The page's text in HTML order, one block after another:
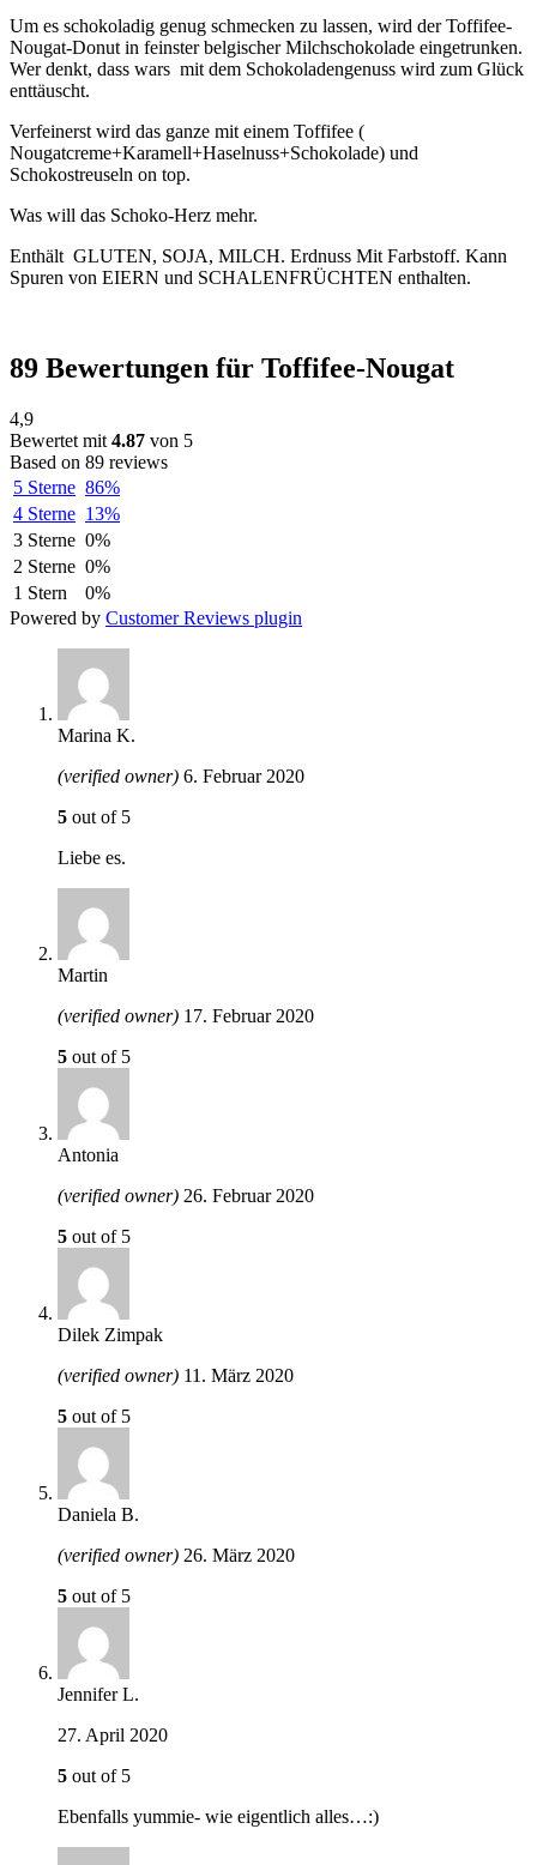
Um es schokoladig genug schmecken zu lassen, wird der Toffifee-
Nougat-Donut in feinster belgischer Milchschokolade eingetrunken.
Wer denkt, dass wars mit dem Schokoladengenuss wird zum Glück
enttäuscht.
Verfeinerst wird das ganze mit einem Toffifee (
Nougatcreme+Karamell+Haselnuss+Schokolade) und
Schokostreuseln on top.
Was will das Schoko-Herz mehr.
Enthält GLUTEN, SOJA, MILCH. Erdnuss Mit Farbstoff. Kann
Spuren von EIERN und SCHALENFRÜCHTEN enthalten.
89 Bewertungen für Toffifee-Nougat
4,9
Bewertet mit 4.87 von 5
Based on 89 reviews
5 Sterne 86%
4 Sterne 13%
3 Sterne 0%
2 Sterne 0%
1 Stern
0%
Powered by Customer Reviews plugin
Marina K.
(verified owner) 6. Februar 2020
5 out of 5
Liebe es.
Martin
(verified owner) 17. Februar 2020
5 out of 5
Antonia
(verified owner) 26. Februar 2020
5 out of 5
Dilek Zimpak
(verified owner) 11. März 2020
5 out of 5
Daniela B.
(verified owner) 26. März 2020
5 out of 5
Jennifer L.
27. April 2020
5 out of 5
Ebenfalls yummie- wie eigentlich alles…:)